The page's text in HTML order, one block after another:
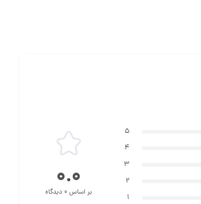
5
4
3
2
1
0.0
بر اساس 0 دیدگاه